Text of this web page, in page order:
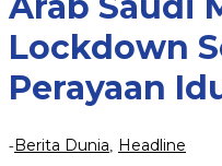
Lockdown
Perayaan
-Berita Dunia Headline